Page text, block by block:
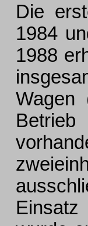
Die
1984
1988
Wagen